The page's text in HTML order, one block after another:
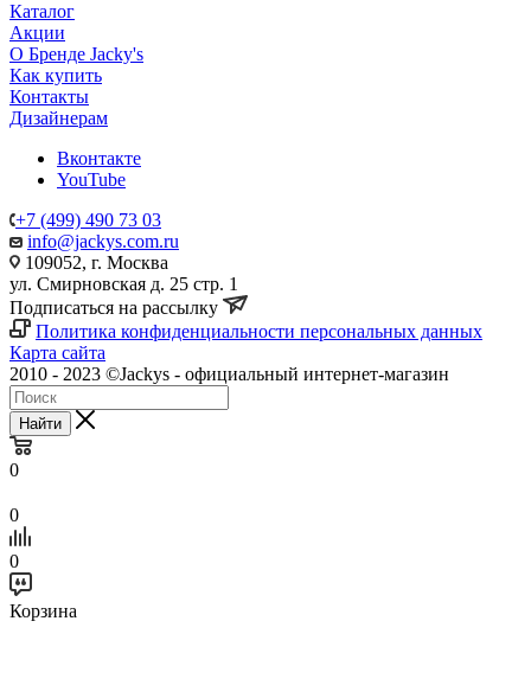
Каталог
Акции
О Бренде Jacky's
Как купить
Контакты
Дизайнерам
Вконтакте
YouTube
+7 (499) 490 73 03
info@jackys.com.ru
109052, г. Москва
ул. Смирновская д. 25 стр. 1
Подписаться на рассылку
Политика конфиденциальности персональных данных
Карта сайта
2010 - 2023 ©Jackys - официальный интернет-магазин
Найти
0
0
0
Корзина